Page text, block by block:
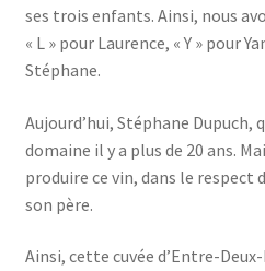
ses trois enfants. Ainsi, nous
« L » pour Laurence, « Y » pour
Stéphane.
Aujourd’hui, Stéphane Dupuch,
domaine il y a plus de 20 ans.
produire ce vin, dans le
son père.
Ainsi, cette cuvée d’Entre-